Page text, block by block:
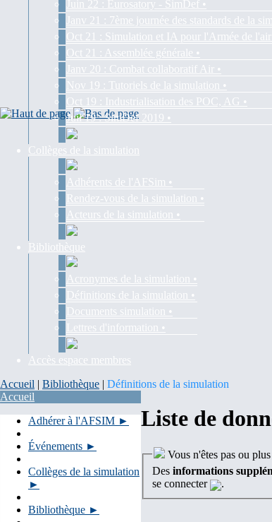
Juin 22 : Eurosatory - SimDef •
Janv 21 : 7ème journée des standards de la
Oct 21 : Simulation et IA pour l'Armée de l'air
Oct 21 : Assemblée générale •
Janv 20 : Combat collaboratif Air •
Nov 19 : Tutoriels de la simulation •
Oct 19 : Industrialisation des POC, AG •
Juil 19 : SimDef 2019 •
Collèges de la simulation
Adhérents de l'AFSim •
Rendez-vous de la simulation •
Acteurs de la simulation •
Bibliothèque
Acronymes de la simulation •
Définitions de la simulation •
Documents simulation •
Lettres d'information •
Accès espace membres
Accueil | Bibliothèque | Définitions de la simulation
Accueil
Adhérer à l'AFSIM ►
Événements ►
Collèges de la simulation
►
Bibliothèque ►
Liste de
Vous n'êtes pas ou
Des informations
se connecter
.